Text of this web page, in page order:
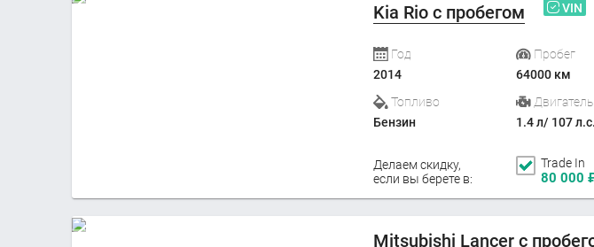
Kia Rio с пробегом VIN
Год
2014
Пробег
64000 км
Топливо
Бензин
Двигатель
1.4 л/ 107 л.с.
Делаем скидку,
если вы берете в:
Trade In
80 000
Mitsubishi Lancer с